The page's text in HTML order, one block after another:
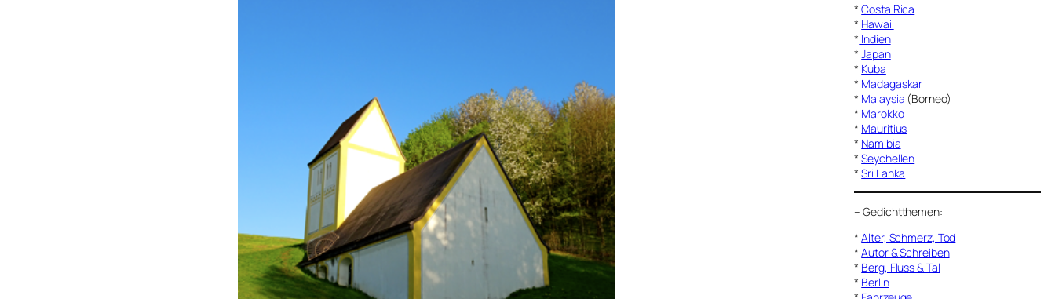
*Costa Rica
* Hawaii
* Indien
*Japan
* Kuba
* Madagaskar
* Malaysia (Borneo)
* Marokko
* Mauritius
* Namibia
*Seychellen
*Sri Lanka
–Gedichtthemen:
*Alter, Schmerz, Tod
*Autor & Schreiben
* Berg, Fluss & Tal
* Berlin